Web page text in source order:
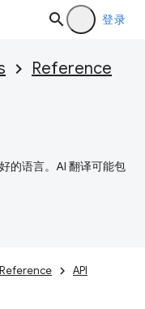
登录
Reference
的语言。AI 翻译可能包
Reference API